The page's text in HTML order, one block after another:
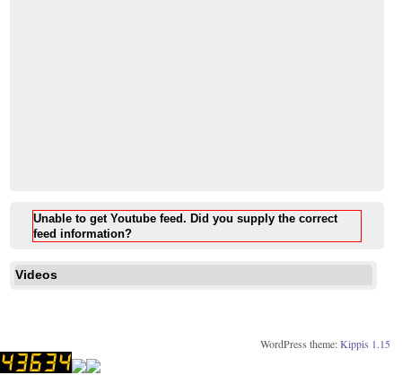
Unable to get Youtube feed. Did you supply the correct
feed information?
Videos
WordPress theme:Kippis 1.15